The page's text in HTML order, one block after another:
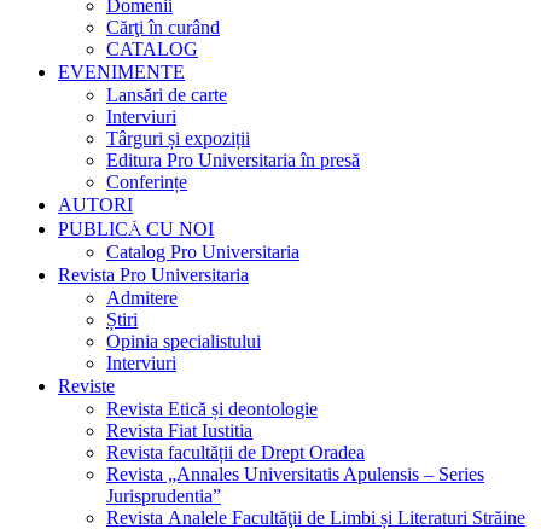
Domenii
Cărţi în curând
CATALOG
EVENIMENTE
Lansări de carte
Interviuri
Târguri și expoziții
Editura Pro Universitaria în presă
Conferințe
AUTORI
PUBLICĂ CU NOI
Catalog Pro Universitaria
Revista Pro Universitaria
Admitere
Știri
Opinia specialistului
Interviuri
Reviste
Revista Etică și deontologie
Revista Fiat Iustitia
Revista facultății de Drept Oradea
Revista „Annales Universitatis Apulensis – Series
Jurisprudentia”
Revista Analele Facultăţii de Limbi și Literaturi Străine